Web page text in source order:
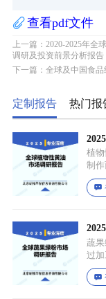
查看pdf文件
上一篇：2020-2025年
调研及投资前景分析报告
下一篇：全球及中国食
定制报告 热门报
植
制
油
榈
用
味。
蔬
过
叶
色